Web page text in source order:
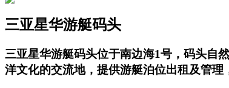
三亚星华游艇码头
三亚星华游艇码头位于南边海1号，码头自
洋文化的交流地，提供游艇泊位出租及管理